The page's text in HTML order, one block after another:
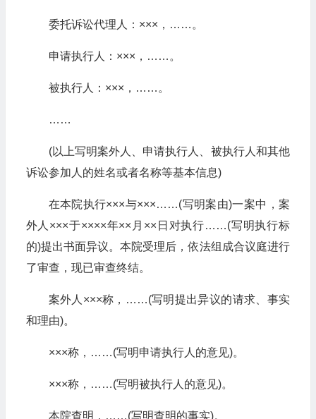
委托诉讼代理人：×××，……。
申请执行人：×××，……。
被执行人：×××，……。
……
(以上写明案外人、申请执行人、被执行人和其他
诉讼参加人的姓名或者名称等基本信息)
在本院执行×××与×××……(写明案由)一案中，案
外人×××于××××年××月××日对执行……(写明执行标
的)提出书面异议。本院受理后，依法组成合议庭进行
了审查，现已审查终结。
案外人×××称，……(写明提出异议的请求、事实
和理由)。
×××称，……(写明申请执行人的意见)。
×××称，……(写明被执行人的意见)。
本院查明，……(写明查明的事实)。